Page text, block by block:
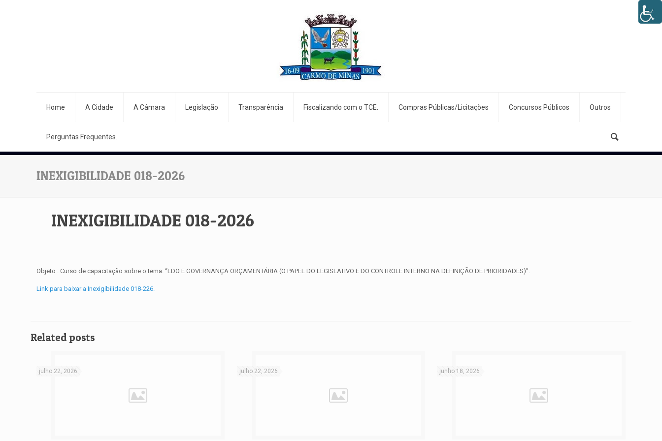
Home A Cidade A Câmara Legislação Transparência Fiscalizando com o TCE. Compras Públicas/Licitações Concursos Públicos Outros
Perguntas Frequentes.
INEXIGIBILIDADE 018-2026
INEXIGIBILIDADE 018-2026
Objeto : Curso de capacitação sobre o tema: “LDO E GOVERNANÇA ORÇAMENTÁRIA (O PAPEL DO LEGISLATIVO E DO CONTROLE INTERNO NA DEFINIÇÃO DE PRIORIDADES)”.
Link para baixar a Inexigibilidade 018-226.
Related posts
julho 22, 2026 julho 22, 2026 junho 18, 2026